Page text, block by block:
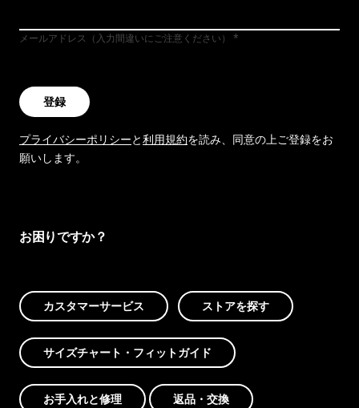
メールアドレス（入力間違いにご注意ください）
登録
プライバシーポリシーと利用規約を読み、同意の上ご登録をお
願いします。
お困りですか？
カスタマーサービス ストアを探す
サイズチャート・フィットガイド
お手入れと修理 返品・交換